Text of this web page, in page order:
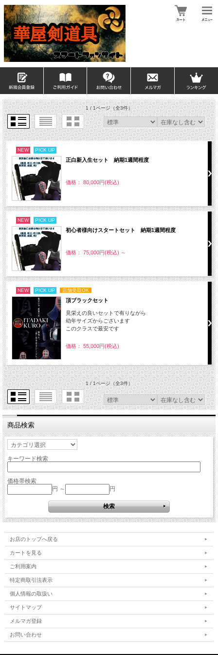
1 / 1ページ（全3件）
NEW PICK UP
正白新入生セット 納期1週間程度
価格： 80,000円(税込)
NEW PICK UP
初心者様向けスタートセット 納期1週間程度
価格： 75,000円(税込) ～
NEW PICK UP 店舗受取OK
頂ブラックセット
見栄えの良いセットで有りながら
幼年サイズからございます
このクラスで最安です
価格： 55,000円(税込)
1 / 1ページ（全3件）
商品検索
キーワード検索
価格帯検索
円 ～
円
お店のトップへ戻る
カートを見る
ご利用案内
特定商取引法表示
個人情報の取扱い
サイトマップ
メルマガ登録
お問い合わせ